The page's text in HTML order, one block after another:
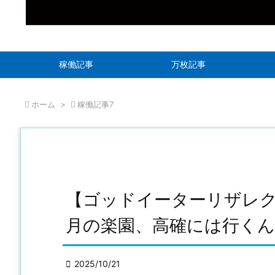
稼働記事 万枚記事
 ホーム >  稼働記事7
【ゴッドイーターリザレ
月の楽園、高確には行く
 2025/10/21